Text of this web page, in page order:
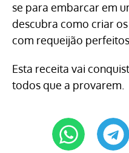
se para embarcar em
descubra como criar
com requeijão
Esta receita vai
todos que a provarem.